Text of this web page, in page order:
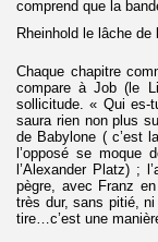
comprend que la
Rheinhold le lâche
Chaque chapitre
compare à Job (le
sollicitude. « Qui es-
saura rien non plus
de Babylone ( c’est
l’opposé se moque
l’Alexander Platz) ;
pègre, avec Franz
très dur, sans pitié,
tire…c’est une